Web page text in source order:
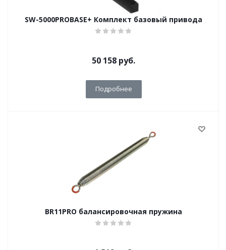
SW-5000PROBASE+ Комплект базовый привода
50 158 руб.
Подробнее
BR11PRO балансировочная пружина